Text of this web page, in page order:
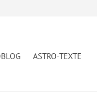
ASTRO-TEXTE